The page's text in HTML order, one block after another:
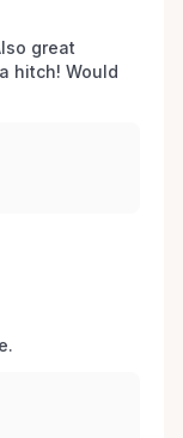
great
hitch! Would